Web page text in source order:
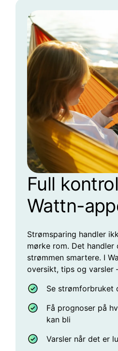
Full
Wattn-
Strømsparing handler
mørke rom. Det handler
strømmen smartere. I
oversikt, tips og varsler
Se strømforbruket
Få prognoser på
kan bli
Varsler når det er